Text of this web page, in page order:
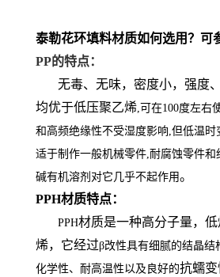
泰勒花环填料材质如何选用？可
PP的特点：
无毒、无味，密度小，强度
均优于低压聚乙烯 ,可在100度左右
和高频绝缘性不受湿度影响,但低温时
适于制作一般机械零件,耐腐蚀零件和
碱有机溶剂对它几乎不起作用。
PPH材质特点：
PPH材质是一种高分子量，
烯，它经过β改性具有细腻的结晶结
化学性、耐高温性以及良好的抗蠕